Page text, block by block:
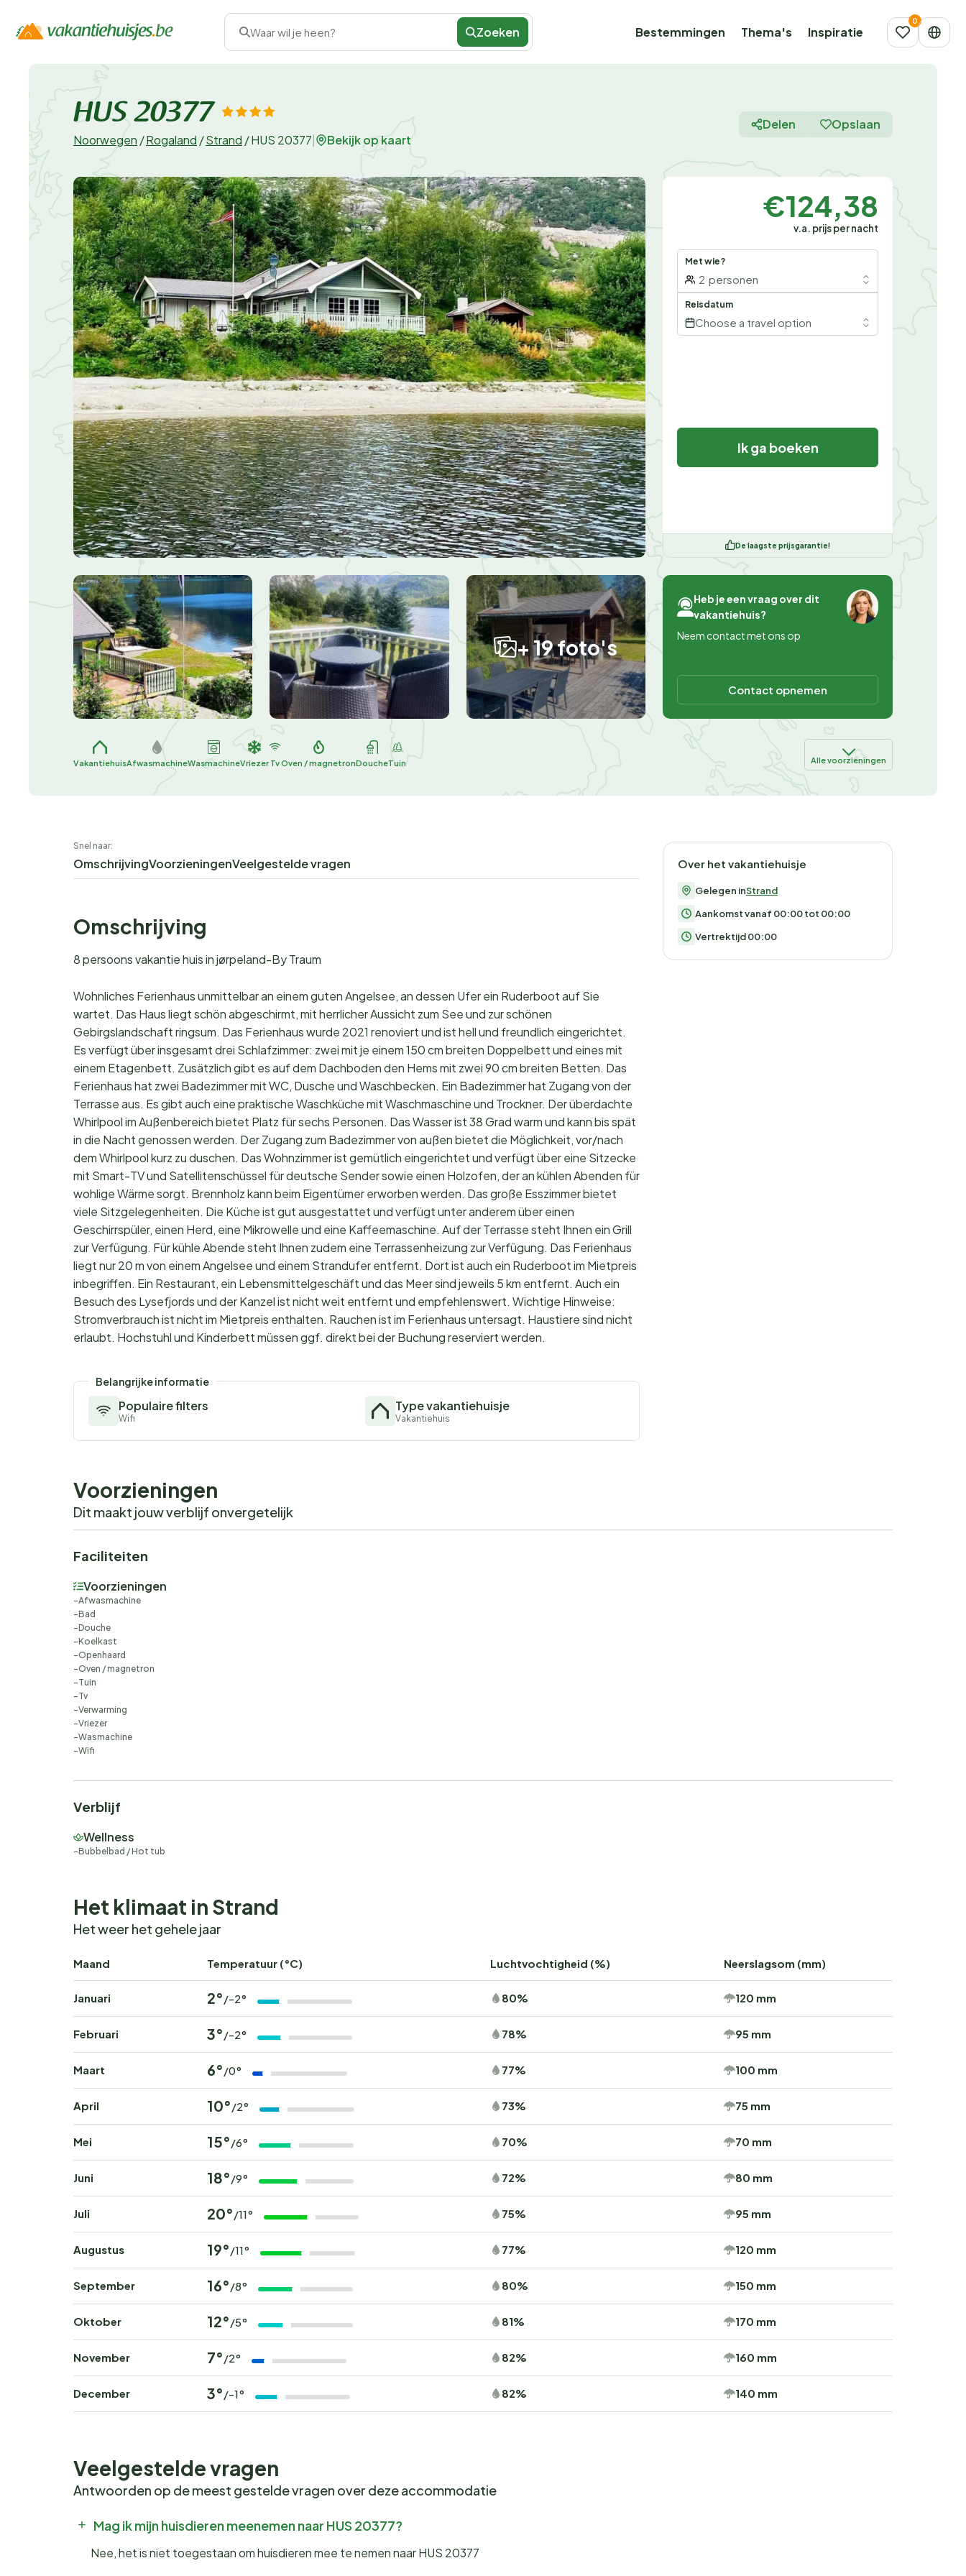
Waar wil je heen? Zoeken Bestemmingen Thema's Inspiratie
HUS 20377
Noorwegen /Rogaland /Strand /HUS 20377 Bekijk op kaart
Delen Opslaan
+ 19 foto's
€124,38
v.a. prijs per nacht
Met wie?
2 personen
Reisdatum
Choose a travel option
Ik ga boeken
De laagste prijsgarantie!
Heb je een vraag over dit
vakantiehuis?
Neem contact met ons op
Contact opnemen
VakantiehuisAfwasmachineWasmachineVriezer TvOven / magnetronDoucheTuin Alle voorzieningen
Snel naar:
OmschrijvingVoorzieningenVeelgestelde vragen
Omschrijving
8 persoons vakantie huis in jørpeland-By Traum
Wohnliches Ferienhaus unmittelbar an einem guten Angelsee, an dessen Ufer ein Ruderboot auf Sie
wartet. Das Haus liegt schön abgeschirmt, mit herrlicher Aussicht zum See und zur schönen
Gebirgslandschaft ringsum. Das Ferienhaus wurde 2021 renoviert und ist hell und freundlich eingerichtet.
Es verfügt über insgesamt drei Schlafzimmer: zwei mit je einem 150 cm breiten Doppelbett und eines mit
einem Etagenbett. Zusätzlich gibt es auf dem Dachboden den Hems mit zwei 90 cm breiten Betten. Das
Ferienhaus hat zwei Badezimmer mit WC, Dusche und Waschbecken. Ein Badezimmer hat Zugang von der
Terrasse aus. Es gibt auch eine praktische Waschküche mit Waschmaschine und Trockner. Der überdachte
Whirlpool im Außenbereich bietet Platz für sechs Personen. Das Wasser ist 38 Grad warm und kann bis spät
in die Nacht genossen werden. Der Zugang zum Badezimmer von außen bietet die Möglichkeit, vor/nach
dem Whirlpool kurz zu duschen. Das Wohnzimmer ist gemütlich eingerichtet und verfügt über eine Sitzecke
mit Smart-TV und Satellitenschüssel für deutsche Sender sowie einen Holzofen, der an kühlen Abenden für
wohlige Wärme sorgt. Brennholz kann beim Eigentümer erworben werden. Das große Esszimmer bietet
viele Sitzgelegenheiten. Die Küche ist gut ausgestattet und verfügt unter anderem über einen
Geschirrspüler, einen Herd, eine Mikrowelle und eine Kaffeemaschine. Auf der Terrasse steht Ihnen ein Grill
zur Verfügung. Für kühle Abende steht Ihnen zudem eine Terrassenheizung zur Verfügung. Das Ferienhaus
liegt nur 20 m von einem Angelsee und einem Strandufer entfernt. Dort ist auch ein Ruderboot im Mietpreis
inbegriffen. Ein Restaurant, ein Lebensmittelgeschäft und das Meer sind jeweils 5 km entfernt. Auch ein
Besuch des Lysefjords und der Kanzel ist nicht weit entfernt und empfehlenswert. Wichtige Hinweise:
Stromverbrauch ist nicht im Mietpreis enthalten. Rauchen ist im Ferienhaus untersagt. Haustiere sind nicht
erlaubt. Hochstuhl und Kinderbett müssen ggf. direkt bei der Buchung reserviert werden.
Belangrijke informatie
Populaire filters
Wifi
Type vakantiehuisje
Vakantiehuis
Over het vakantiehuisje
Gelegen inStrand
Aankomst vanaf 00:00 tot 00:00
Vertrektijd 00:00
Voorzieningen
Dit maakt jouw verblijf onvergetelijk
Faciliteiten
Voorzieningen
Afwasmachine
Bad
Douche
Koelkast
Openhaard
Oven / magnetron
Tuin
Tv
Verwarming
Vriezer
Wasmachine
Wifi
Verblijf
Wellness
Bubbelbad / Hot tub
Het klimaat in Strand
Het weer het gehele jaar
Maand Temperatuur (°C) Luchtvochtigheid (%) Neerslagsom (mm)
Januari 2° /-2° 80% 120 mm
Februari 3° /-2° 78% 95 mm
Maart 6° /0° 77% 100 mm
April 10° /2° 73% 75 mm
Mei 15° /6° 70% 70 mm
Juni 18° /9° 72% 80 mm
Juli 20° /11° 75% 95 mm
Augustus 19° /11° 77% 120 mm
September 16° /8° 80% 150 mm
Oktober 12° /5° 81% 170 mm
November 7° /2° 82% 160 mm
December 3° /-1° 82% 140 mm
Veelgestelde vragen
Antwoorden op de meest gestelde vragen over deze accommodatie
Mag ik mijn huisdieren meenemen naar HUS 20377?
Nee, het is niet toegestaan om huisdieren mee te nemen naar HUS 20377